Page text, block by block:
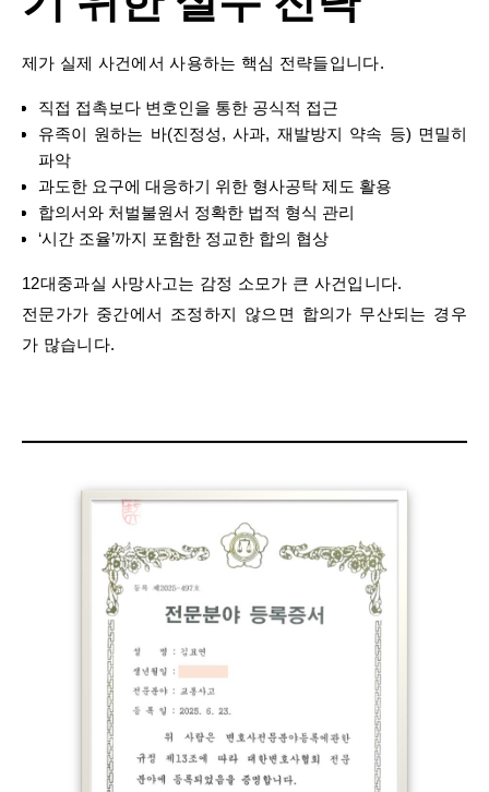
제가 실제 사건에서 사용하는 핵심 전략들입니다.
직접 접촉보다 변호인을 통한 공식적 접근
유족이 원하는 바(진정성, 사과, 재발방지 약속 등) 면밀히
파악
과도한 요구에 대응하기 위한 형사공탁 제도 활용
합의서와 처벌불원서 정확한 법적 형식 관리
‘시간 조율’까지 포함한 정교한 합의 협상
12대중과실 사망사고는 감정 소모가 큰 사건입니다.
전문가가 중간에서 조정하지 않으면 합의가 무산되는 경우
가 많습니다.